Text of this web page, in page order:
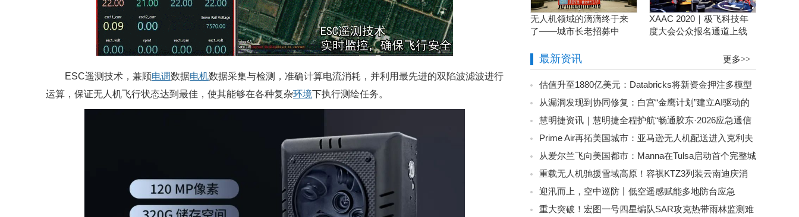
ESC遥测技术，兼顾电调数据电机数据采集与检测，准确计算电流消耗，并利用最先进的双陷波滤波进行
运算，保证无人机飞行状态达到最佳，使其能够在各种复杂环境下执行测绘任务。
无人机领域的滴滴终于来
了——城市长老招募中
XAAC 2020｜极飞科技年
度大会公众报名通道上线
最新资讯 更多>>
估值升至1880亿美元：Databricks将新资金押注多模型
治理与企业智能体基础设施
从漏洞发现到协同修复：白宫“金鹰计划”建立AI驱动的
网络安全清算机制
慧明捷资讯｜慧明捷全程护航“畅通胶东·2026应急通信
保障演练”
Prime Air再拓美国城市：亚马逊无人机配送进入克利夫
兰，低空物流竞争转向多城市复制
从爱尔兰飞向美国都市：Manna在Tulsa启动首个完整城
市级无人机配送运营基地
重载无人机驰援雪域高原！容祺KTZ3列装云南迪庆消
防，科技重塑高原救援新战力
迎汛而上，空中巡防丨低空遥感赋能多地防台应急
重大突破！宏图一号四星编队SAR攻克热带雨林监测难